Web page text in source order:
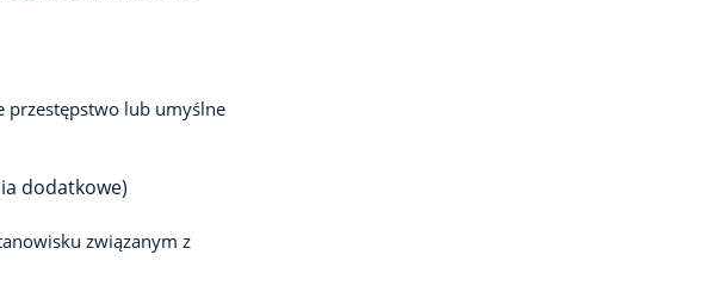
przestępstwo lub umyślne
dodatkowe)
związanym z